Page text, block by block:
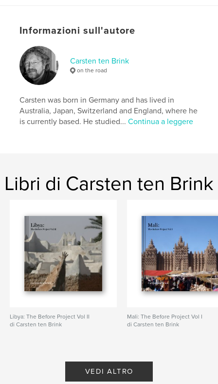
Categorie aggiuntive Libri d'arte e fotografia
Formato del progetto:
N° di pagine:
48
Data di pubblicazione:
Parole chiave
shoes , footwear , hiking , Caribbean ,
Informazioni sull'autore
Carsten ten Brink
on the road
Carsten was born in Germany and has lived in
Australia, Japan, Switzerland and England, where he
is currently based. He studied...Continua a leggere
Libri di Carsten ten Brink
Libya: The Before Project Vol II
di Carsten ten Brink
Mali: The Before Project Vol I
di Carsten ten Brink
VEDI ALTRO